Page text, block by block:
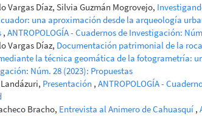
Vargas Díaz, Silvia Guzmán Mogrovejo,
una aproximación desde la arqueología
, ANTROPOLOGÍA - Cuadernos de Investigación:
Vargas Díaz, Documentación patrimonial de la
la técnica geomática de la fotogrametría:
Núm. 28 (2023): Propuestas
Presentación , ANTROPOLOGÍA -
Bracho, Entrevista al Animero de Cahuasquí ,